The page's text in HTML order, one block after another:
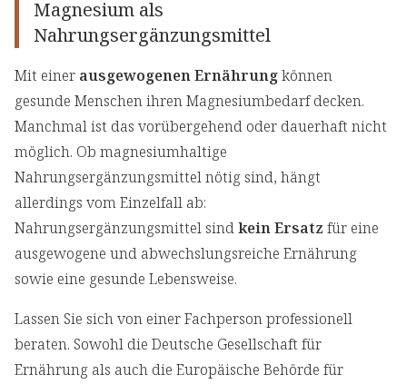
Magnesium als
Nahrungsergänzungsmittel
Mit einer ausgewogenen Ernährungkönnen
gesunde Menschen ihren Magnesiumbedarf decken.
Manchmal ist das vorübergehend oder dauerhaft nicht
möglich. Ob magnesiumhaltige
Nahrungsergänzungsmittel nötig sind, hängt
allerdings vom Einzelfall ab:
Nahrungsergänzungsmittel sindkein Ersatz für eine
ausgewogene und abwechslungsreiche Ernährung
sowie eine gesunde Lebensweise.
Lassen Sie sich von einer Fachperson professionell
beraten. Sowohl die Deutsche Gesellschaft für
Ernährung als auch die Europäische Behörde für